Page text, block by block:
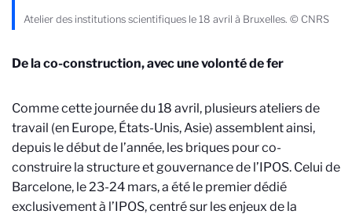
Atelier des institutions scientifiques le 18 avril à Bruxelles. © CNRS
De la co-construction, avec une volonté de fer
Comme cette journée du 18 avril, plusieurs ateliers de
travail (en Europe, États-Unis, Asie) assemblent ainsi,
depuis le début de l’année, les briques pour co-
construire la structure et gouvernance de l’IPOS. Celui de
Barcelone, le 23-24 mars, a été le premier dédié
exclusivement à l’IPOS, centré sur les enjeux de la